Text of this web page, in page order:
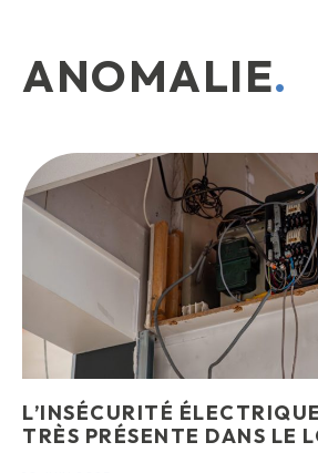
ANOMALIE.
L’INSÉCURITÉ
TRÈS PRÉSENTE DANS LE